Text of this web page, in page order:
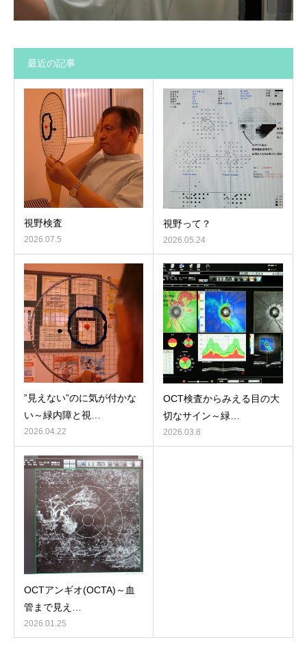
最近の記事
視野検査
2026.07.5
視野って？
2026.05.24
”見えない”のに気が付かな
い～緑内障と視…
2026.04.22
OCT検査からみえる目の大
切なサイン～緑…
2026.03.8
OCTアンギオ(OCTA)～血
管まで見え…
2026.01.25